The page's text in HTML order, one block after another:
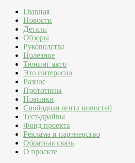
Главная
Новости
Детали
Обзоры
Руководства
Полезное
Тюнинг авто
Это интересно
Разное
Прототипы
Новинки
Свободная лента новостей
Тест-драйвы
Фонд проекта
Реклама и партнерство
Обратная связь
О проекте